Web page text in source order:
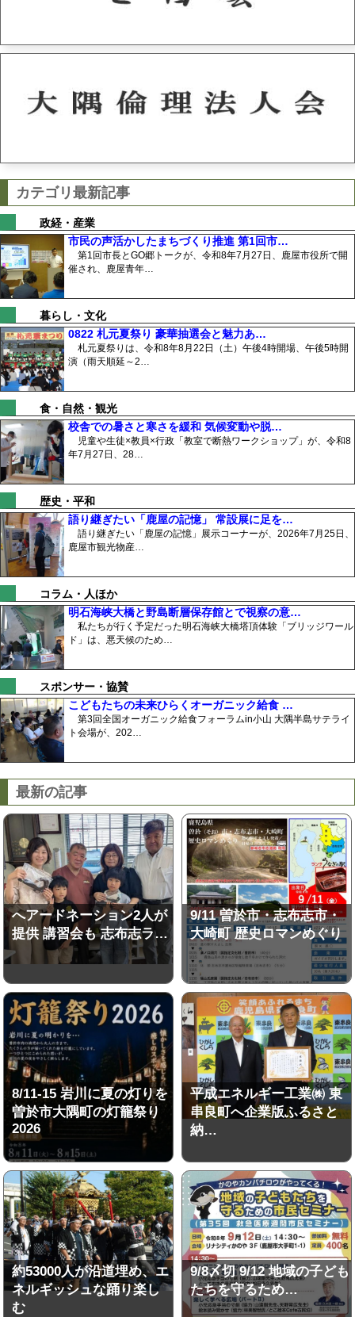
カテゴリ最新記事
政経・産業
市民の声活かしたまちづくり推進 第1回市…
第1回市長とGO郷トークが、令和8年7月27日、鹿屋市役所で開
催され、鹿屋青年…
暮らし・文化
0822 札元夏祭り 豪華抽選会と魅力あ…
札元夏祭りは、令和8年8月22日（土）午後4時開場、午後5時開
演（雨天順延～2…
食・自然・観光
校舎での暑さと寒さを緩和 気候変動や脱…
児童や生徒×教員×行政「教室で断熱ワークショップ」が、令和8
年7月27日、28…
歴史・平和
語り継ぎたい「鹿屋の記憶」 常設展に足を…
語り継ぎたい「鹿屋の記憶」展示コーナーが、2026年7月25日、
鹿屋市観光物産…
コラム・人ほか
明石海峡大橋と野島断層保存館とで視察の意…
私たちが行く予定だった明石海峡大橋塔頂体験「ブリッジワール
ド」は、悪天候のため…
スポンサー・協賛
こどもたちの未来ひらくオーガニック給食 …
第3回全国オーガニック給食フォーラムin小山 大隅半島サテライ
ト会場が、202…
最新の記事
へアードネーション2人が
提供 講習会も 志布志ラ…
9/11 曽於市・志布志市・
大崎町 歴史ロマンめぐり
8/11-15 岩川に夏の灯りを
曽於市大隅町の灯籠祭り
2026
平成エネルギー工業㈱ 東
串良町へ企業版ふるさと
納…
約53000人が沿道埋め、エ
ネルギッシュな踊り楽し
む
9/8〆切 9/12 地域の子ども
たちを守るため…